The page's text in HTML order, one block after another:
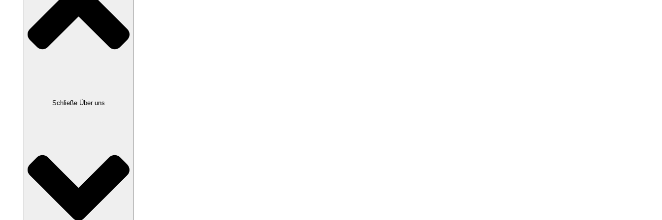
Schließe Über uns